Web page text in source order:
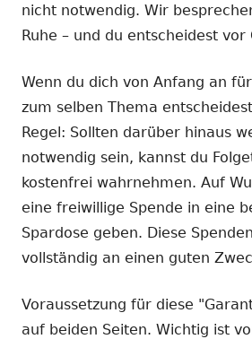
nicht notwendig. Wir
Ruhe – und du entscheidest vor
Wenn du dich von Anfang an
zum selben Thema
Regel: Sollten darüber hinaus
notwendig sein, kannst du
kostenfrei wahrnehmen. Auf
eine freiwillige Spende in eine
Spardose geben. Diese
vollständig an einen guten
Voraussetzung für diese
auf beiden Seiten. Wichtig ist